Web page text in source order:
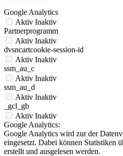
Google Analytics
Aktiv Inaktiv
Partnerprogramm
Aktiv Inaktiv
dvsncartcookie-session-id
Aktiv Inaktiv
ssm_au_c
Aktiv Inaktiv
ssm_au_d
Aktiv Inaktiv
_gcl_gb
Aktiv Inaktiv
Google Analytics:
Google Analytics wird zur der
eingesetzt. Dabei können Statistiken
erstellt und ausgelesen werden.